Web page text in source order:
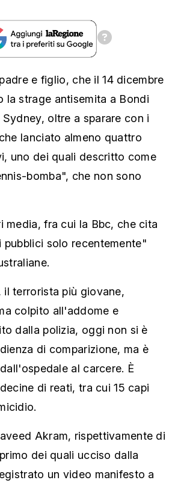
e figlio, che il 14 dicembre
la strage antisemita a Bondi
oltre a sparare con i
lanciato almeno quattro
uno dei quali descritto come
bomba", che non sono
media, fra cui la Bbc, che cita
pubblici solo recentemente"
il terrorista più giovane,
colpito all'addome e
dalla polizia, oggi non si è
di comparizione, ma è
al carcere. È
di reati, tra cui 15 capi
Akram, rispettivamente di
dei quali ucciso dalla
un video manifesto a